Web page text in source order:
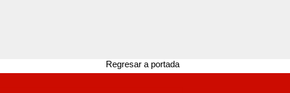
Regresar a portada